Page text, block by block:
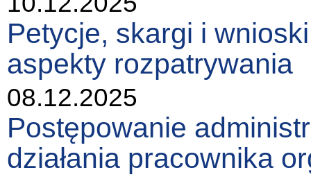
Petycje, skargi i
aspekty rozpatrywania
08.12.2025
Postępowanie
działania pracownika